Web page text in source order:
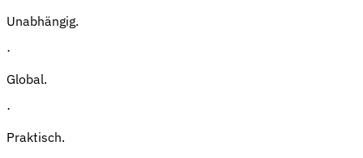
Unabhängig.
·
Global.
·
Praktisch.